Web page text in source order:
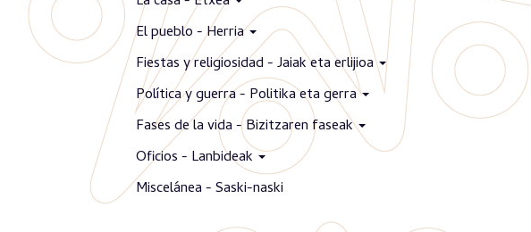
El pueblo - Herria
Fiestas y religiosidad - Jaiak eta erlijioa
Política y guerra - Politika eta gerra
Fases de la vida - Bizitzaren faseak
Oficios - Lanbideak
Miscelánea - Saski-naski